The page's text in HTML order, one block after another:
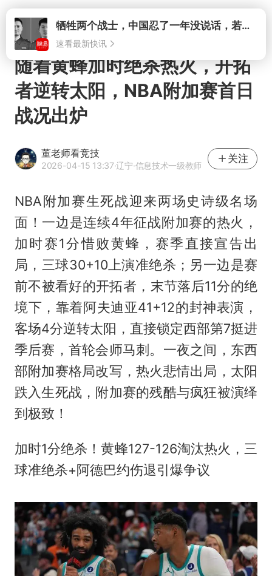
打开
随着黄蜂加时绝杀热火，开拓
者逆转太阳，NBA附加赛首日
战况出炉
董老师看竞技
2026-04-15 13:37·辽宁·信息技术一级教师
关注
NBA附加赛生死战迎来两场史诗级名场
面！一边是连续4年征战附加赛的热火，
加时赛1分惜败黄蜂，赛季直接宣告出
局，三球30+10上演准绝杀；另一边是赛
前不被看好的开拓者，末节落后11分的绝
境下，靠着阿夫迪亚41+12的封神表演，
客场4分逆转太阳，直接锁定西部第7挺进
季后赛，首轮会师马刺。一夜之间，东西
部附加赛格局改写，热火悲情出局，太阳
跌入生死战，附加赛的残酷与疯狂被演绎
到极致！
加时1分绝杀！黄蜂127-126淘汰热火，三
球准绝杀+阿德巴约伤退引爆争议